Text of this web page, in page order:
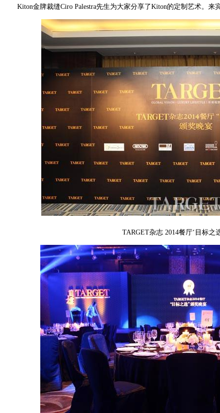
Kiton金牌裁缝Ciro Palestra先生为大家分享了Kiton的定制艺术。来
TARGET杂志 2014餐厅‘目标之